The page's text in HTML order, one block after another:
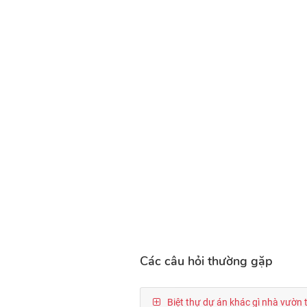
Các câu hỏi thường gặp
Biệt thự dự án khác gì nhà vườn